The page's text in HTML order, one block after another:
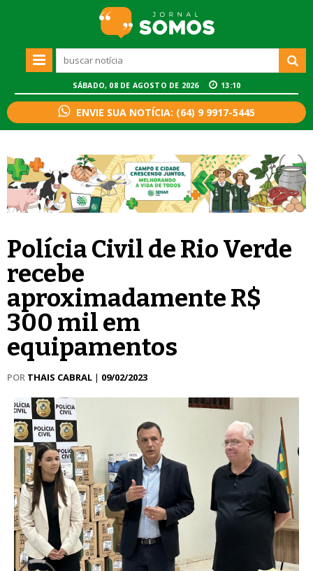
SÁBADO, 08 DE AGOSTO DE 2026 13:10
ENVIE SUA NOTÍCIA: (64) 9 9917-5445
Polícia Civil de Rio Verde
recebe
aproximadamente R$
300 mil em
equipamentos
POR THAIS CABRAL | 09/02/2023